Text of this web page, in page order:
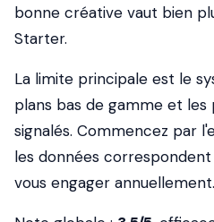
bonne créative vaut bien
Starter.
La limite principale est le
plans bas de gamme et
signalés. Commencez par
les données
vous engager annuellement.